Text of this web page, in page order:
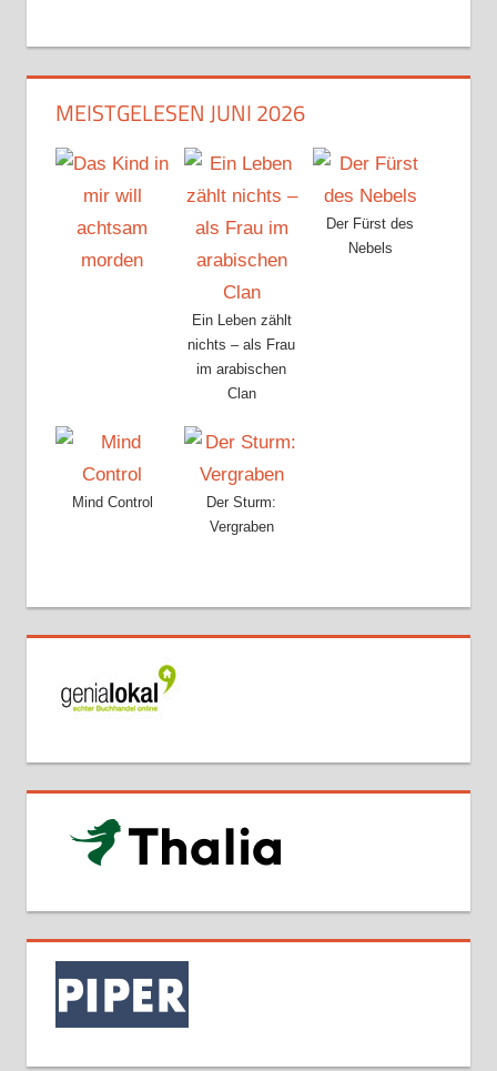
MEISTGELESEN JUNI 2026
Ein Leben zählt
nichts – als Frau
im arabischen
Clan
Der Fürst des
Nebels
Mind Control
Der Sturm:
Vergraben